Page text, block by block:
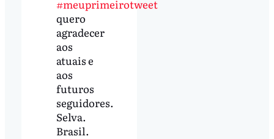
#meuprimeirotweet
quero
agradecer
aos
atuais e
aos
futuros
seguidores.
Selva.
Brasil.